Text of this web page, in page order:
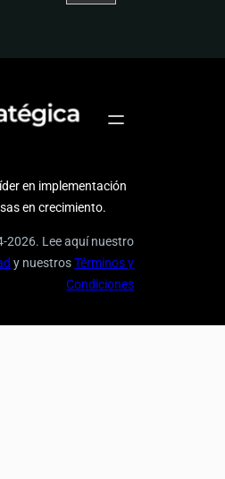
en implementación
en crecimiento.
2026. Lee aquí nuestro
y nuestrosTérminos y
Condiciones